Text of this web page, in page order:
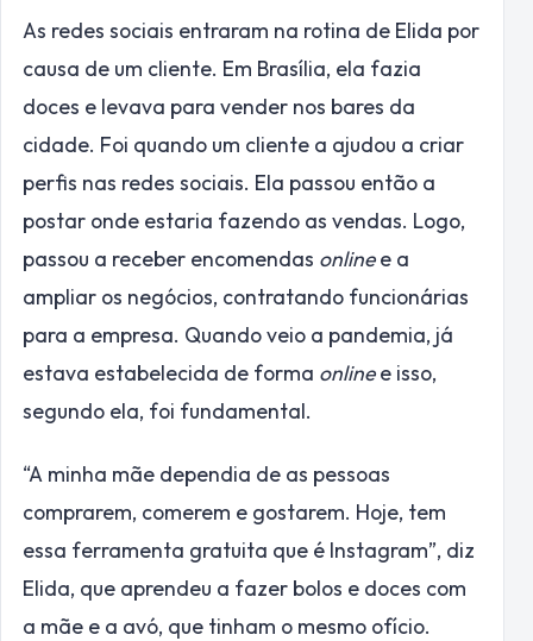
As redes sociais entraram na rotina de Elida por
causa de um cliente. Em Brasília, ela fazia
doces e levava para vender nos bares da
cidade. Foi quando um cliente a ajudou a criar
perfis nas redes sociais. Ela passou então a
postar onde estaria fazendo as vendas. Logo,
passou a receber encomendas onlinee a
ampliar os negócios, contratando funcionárias
para a empresa. Quando veio a pandemia, já
estava estabelecida de forma onlinee isso,
segundo ela, foi fundamental.
“A minha mãe dependia de as pessoas
comprarem, comerem e gostarem. Hoje, tem
essa ferramenta gratuita que é Instagram”, diz
Elida, que aprendeu a fazer bolos e doces com
a mãe e a avó, que tinham o mesmo ofício.